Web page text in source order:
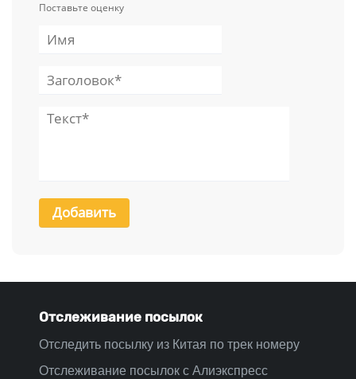
Поставьте оценку
Отслеживание посылок
Отследить посылку из Китая по трек номеру
Отслеживание посылок с Алиэкспресс